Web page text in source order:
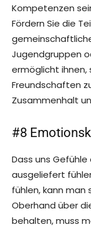
Kompetenzen
Fördern Sie die
Jugendgruppen
ermöglicht ihnen,
Freundschaften
Zusammenhalt
#8
Dass uns
ausgeliefert
fühlen, kann man
Oberhand über
behalten, muss